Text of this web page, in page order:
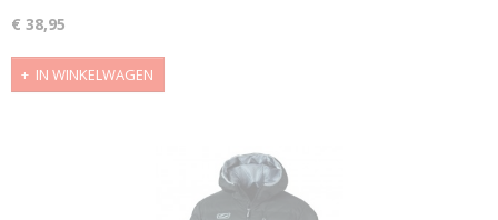
€ 38,95
IN WINKELWAGEN